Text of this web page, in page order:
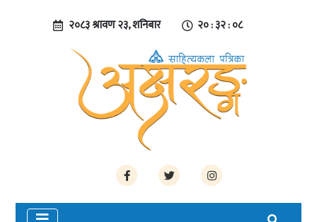
२०८३ श्रावण २३, शनिबार २० : ३२ : ०८